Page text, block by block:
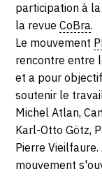
CRÉER
participation à
la revueCoBra.
Le mouvement
rencontre entre
et a pour
soutenir le
Michel Atlan,
Karl-Otto Götz,
Pierre
mouvement